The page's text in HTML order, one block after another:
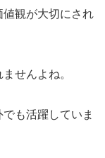
値観が大切にされ
せんよね。
も活躍していま